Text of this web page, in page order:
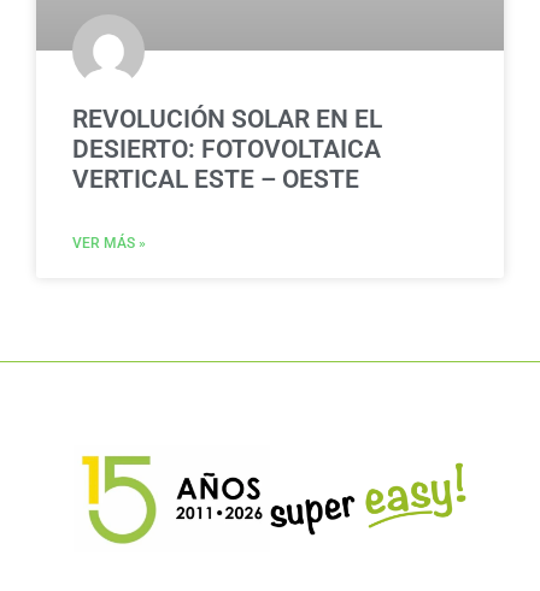
REVOLUCIÓN SOLAR EN EL
DESIERTO: FOTOVOLTAICA
VERTICAL ESTE – OESTE
VER MÁS »